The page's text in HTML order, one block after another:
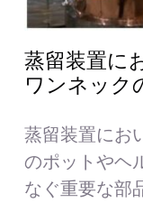
蒸留装置に
ワンネック
蒸留装置にお
のポットやヘ
なぐ重要な部